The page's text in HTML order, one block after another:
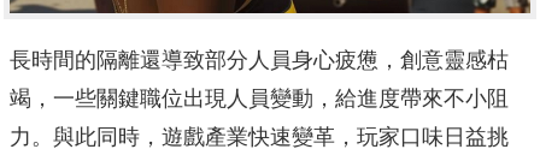
長時間的隔離還導致部分人員身心疲憊，創意靈感枯
竭，一些關鍵職位出現人員變動，給進度帶來不小阻
力。與此同時，遊戲產業快速變革，玩家口味日益挑